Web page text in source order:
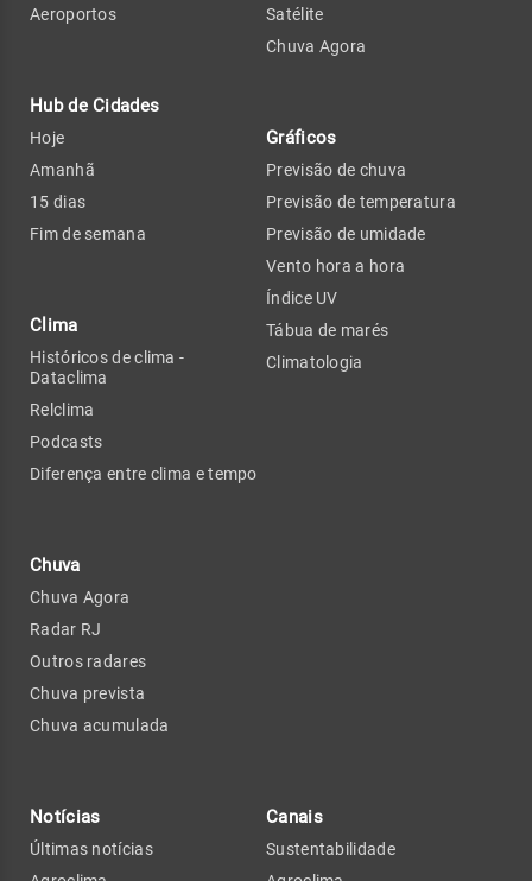
Aeroportos
Hub de Cidades
Hoje
Amanhã
15 dias
Fim de semana
Clima
Históricos de clima -
Dataclima
Relclima
Podcasts
Diferença entre clima e tempo
Chuva
Chuva Agora
Radar RJ
Outros radares
Chuva prevista
Chuva acumulada
Satélite
Chuva Agora
Gráficos
Previsão de chuva
Previsão de temperatura
Previsão de umidade
Vento hora a hora
Índice UV
Tábua de marés
Climatologia
Notícias
Últimas notícias
Canais
Sustentabilidade